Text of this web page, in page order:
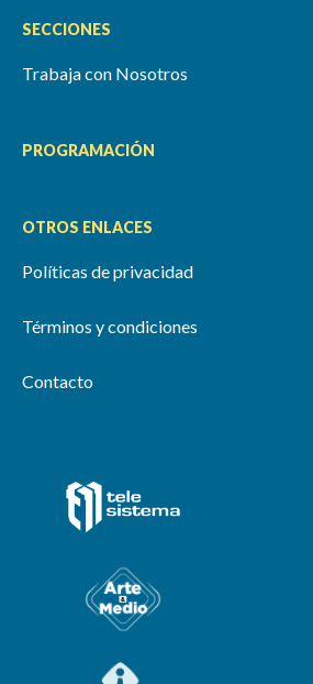
SECCIONES
Trabaja con Nosotros
PROGRAMACIÓN
OTROS ENLACES
Políticas de privacidad
Términos y condiciones
Contacto